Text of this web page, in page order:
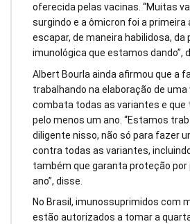
oferecida pelas vacinas. “Muitas
surgindo e a ômicron foi a primeira
escapar, de maneira habilidosa, da
imunológica que estamos dando”,
Albert Bourla ainda afirmou que a
trabalhando na elaboração de uma
combata todas as variantes e que
pelo menos um ano. “Estamos
diligente nisso, não só para fazer
contra todas as variantes,
também que garanta proteção por
ano”, disse.
No Brasil, imunossuprimidos com
estão autorizados a tomar a